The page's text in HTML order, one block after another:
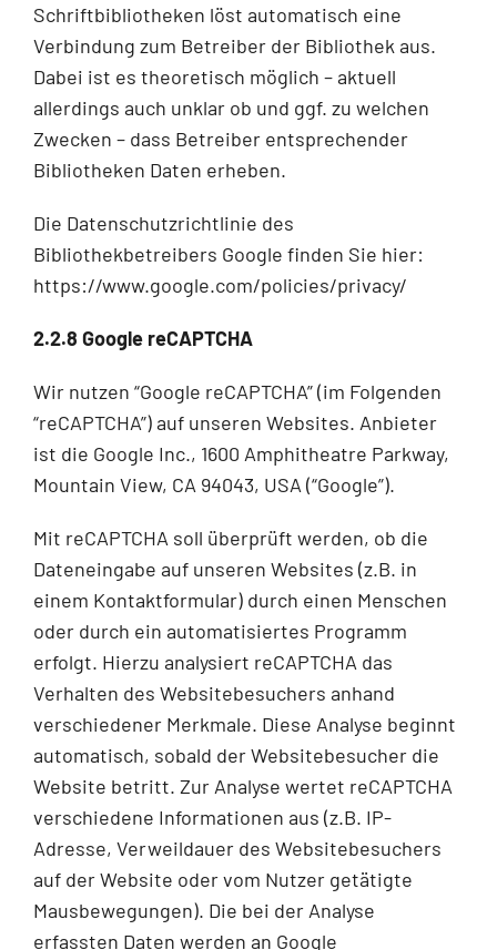
Schriftbibliotheken löst automatisch eine
Verbindung zum Betreiber der Bibliothek aus.
Dabei ist es theoretisch möglich – aktuell
allerdings auch unklar ob und ggf. zu welchen
Zwecken – dass Betreiber entsprechender
Bibliotheken Daten erheben.
Die Datenschutzrichtlinie des
Bibliothekbetreibers Google finden Sie hier:
https://www.google.com/policies/privacy/
2.2.8 Google reCAPTCHA
Wir nutzen “Google reCAPTCHA” (im Folgenden
“reCAPTCHA”) auf unseren Websites. Anbieter
ist die Google Inc., 1600 Amphitheatre Parkway,
Mountain View, CA 94043, USA (“Google”).
Mit reCAPTCHA soll überprüft werden, ob die
Dateneingabe auf unseren Websites (z.B. in
einem Kontaktformular) durch einen Menschen
oder durch ein automatisiertes Programm
erfolgt. Hierzu analysiert reCAPTCHA das
Verhalten des Websitebesuchers anhand
verschiedener Merkmale. Diese Analyse beginnt
automatisch, sobald der Websitebesucher die
Website betritt. Zur Analyse wertet reCAPTCHA
verschiedene Informationen aus (z.B. IP-
Adresse, Verweildauer des Websitebesuchers
auf der Website oder vom Nutzer getätigte
Mausbewegungen). Die bei der Analyse
erfassten Daten werden an Google